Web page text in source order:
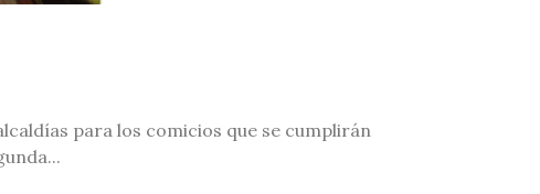
para los comicios que se cumplirán